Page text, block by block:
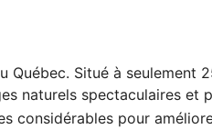
Québec. Situé à seulement
naturels spectaculaires
considérables pour